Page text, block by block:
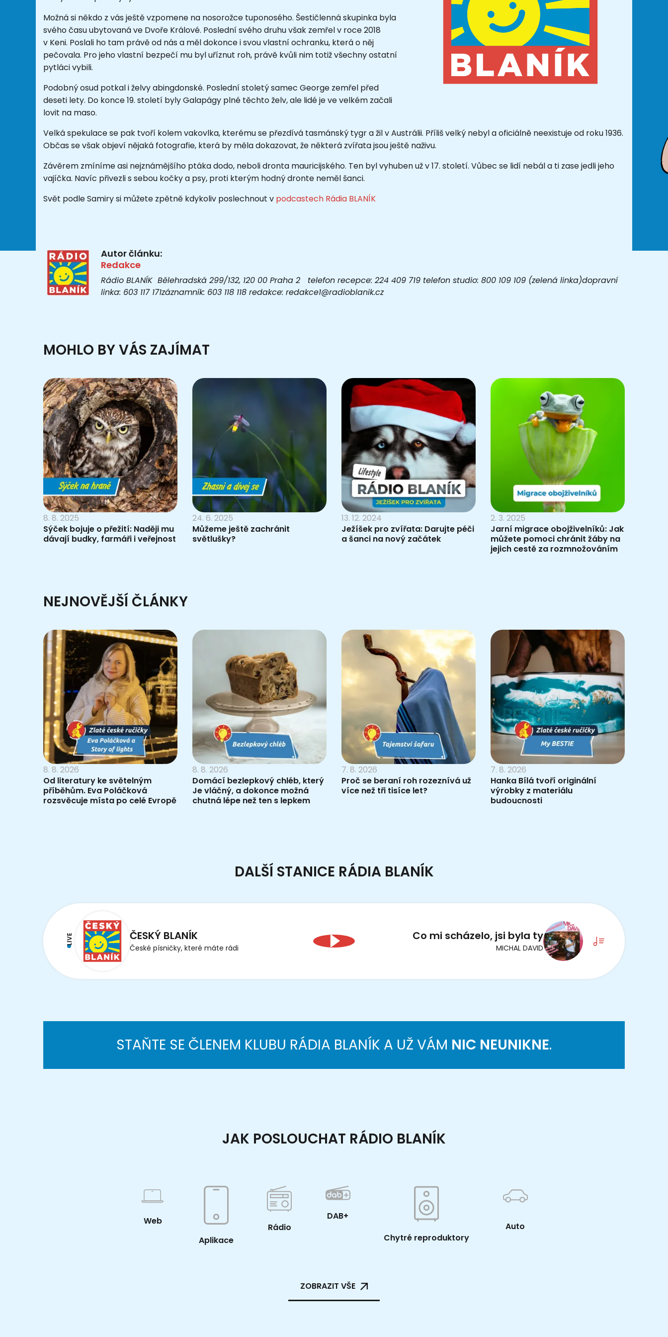
Možná si někdo z vás ještě vzpomene na nosorožce tuponosého. Šestičlenná skupinka byla
svého času ubytovaná ve Dvoře Králové. Poslední svého druhu však zemřel v roce 2018
v Keni. Poslali ho tam právě od nás a měl dokonce i svou vlastní ochranku, která o něj
pečovala. Pro jeho vlastní bezpečí mu byl uříznut roh, právě kvůli nim totiž všechny ostatní
pytláci vybili.
Podobný osud potkal i želvy abingdonské. Poslední stoletý samec George zemřel před
deseti lety. Do konce 19. století byly Galapágy plné těchto želv, ale lidé je ve velkém začali
lovit na maso.
Velká spekulace se pak tvoří kolem vakovlka, kterému se přezdívá tasmánský tygr a žil v Austrálii. Příliš velký nebyl a oficiálně neexistuje od roku 1936.
Občas se však objeví nějaká fotografie, která by měla dokazovat, že některá zvířata jsou ještě naživu.
Závěrem zmíníme asi nejznámějšího ptáka dodo, neboli dronta mauricijského. Ten byl vyhuben už v 17. století. Vůbec se lidí nebál a ti zase jedli jeho
vajíčka. Navíc přivezli s sebou kočky a psy, proti kterým hodný dronte neměl šanci.
Svět podle Samiry si můžete zpětně kdykoliv poslechnout v podcastech Rádia BLANÍK
Autor článku:
Redakce
Rádio BLANÍK Bělehradská 299/132, 120 00 Praha 2 telefon recepce: 224 409 719 telefon studio: 800 109 109 (zelená linka)dopravní
linka: 603 117 171záznamník: 603 118 118 redakce: redakce1@radioblanik.cz
MOHLO BY VÁS ZAJÍMAT
8. 8. 2025
Sýček bojuje o přežití: Naději mu
dávají budky, farmáři i veřejnost
24. 6. 2025
Můžeme ještě zachránit
světlušky?
13. 12. 2024
Ježíšek pro zvířata: Darujte péči
a šanci na nový začátek
2. 3. 2025
Jarní migrace obojživelníků: Jak
můžete pomoci chránit žáby na
jejich cestě za rozmnožováním
NEJNOVĚJŠÍ ČLÁNKY
8. 8. 2026
Od literatury ke světelným
příběhům. Eva Poláčková
rozsvěcuje místa po celé Evropě
8. 8. 2026
Domácí bezlepkový chléb, který
Je vláčný, a dokonce možná
chutná lépe než ten s lepkem
7. 8. 2026
Proč se beraní roh rozeznívá už
více než tři tisíce let?
7. 8. 2026
Hanka Bílá tvoří originální
výrobky z materiálu
budoucnosti
DALŠÍ STANICE RÁDIA BLANÍK
LIVE ČESKÝ BLANÍK
České písničky, které máte rádi
Co mi scházelo, jsi byla ty
MICHAL DAVID
STAŇTE SE ČLENEM KLUBU RÁDIA BLANÍK A UŽ VÁM NIC NEUNIKNE.
JAK POSLOUCHAT RÁDIO BLANÍK
Web
Aplikace
Rádio
DAB+
Chytré reproduktory
Auto
ZOBRAZIT VŠE